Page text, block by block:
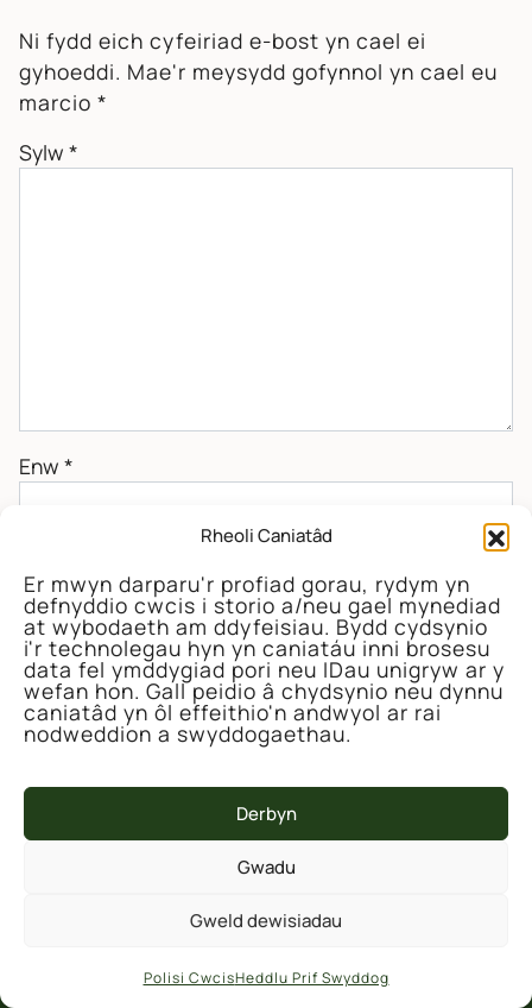
Rheoli Caniatâd
Er mwyn darparu'r profiad gorau, rydym yn
defnyddio cwcis i storio a/neu gael mynediad
at wybodaeth am ddyfeisiau. Bydd cydsynio
i'r technolegau hyn yn caniatáu inni brosesu
data fel ymddygiad pori neu IDau unigryw ar y
wefan hon. Gall peidio â chydsynio neu dynnu
caniatâd yn ôl effeithio'n andwyol ar rai
nodweddion a swyddogaethau.
Derbyn
Gwadu
Gweld dewisiadau
Polisi CwcisHeddlu Prif Swyddog
Ni fydd eich cyfeiriad e-bost yn cael ei
gyhoeddi. Mae'r meysydd gofynnol yn cael eu
marcio *
Sylw *
Enw *
Gwefan